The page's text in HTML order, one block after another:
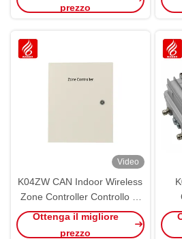
prezzo
Video
K04ZW CAN Indoor Wireless
Zone Controller Controllo di
parcheggio PGS ad
Ottenga il migliore
prezzo